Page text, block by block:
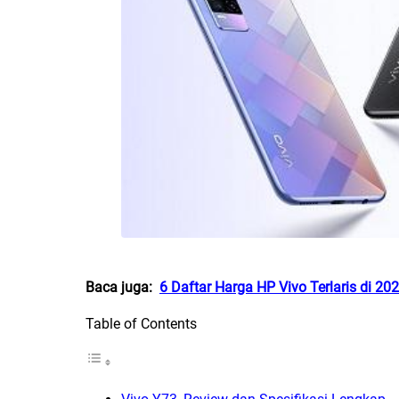
Baca juga: 6 Daftar Harga HP Vivo Terlaris di
Table of Contents